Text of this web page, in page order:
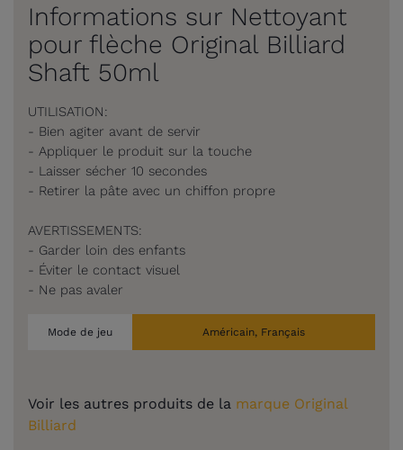
Informations sur Nettoyant
pour flèche Original Billiard
Shaft 50ml
UTILISATION:
- Bien agiter avant de servir
- Appliquer le produit sur la touche
- Laisser sécher 10 secondes
- Retirer la pâte avec un chiffon propre
AVERTISSEMENTS:
- Garder loin des enfants
- Éviter le contact visuel
- Ne pas avaler
Mode de jeu Américain, Français
Voir les autres produits de la marque Original
Billiard